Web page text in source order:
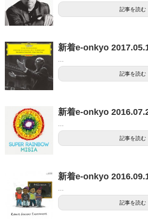
記事を読む
新着e-onkyo
記事を読む
新着e-onkyo
記事を読む
新着e-onkyo
記事を読む